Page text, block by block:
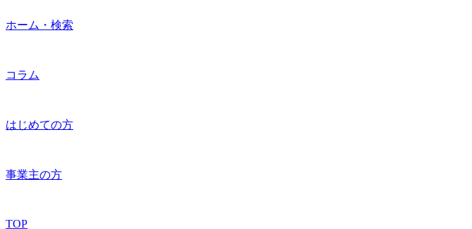
ホーム・検索
コラム
はじめての方
事業主の方
TOP